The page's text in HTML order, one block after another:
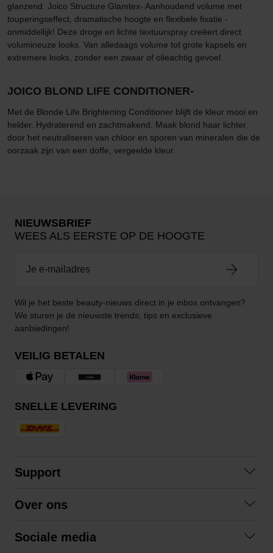
glanzend. Joico Structure Glamtex- Aanhoudend volume met
touperingseffect, dramatische hoogte en flexibele fixatie -
onmiddellijk! Deze droge en lichte textuurspray creëert direct
volumineuze looks. Van alledaags volume tot grote kapsels en
extremere looks, zonder een zwaar of olieachtig gevoel.
JOICO BLOND LIFE CONDITIONER-
Met de Blonde Life Brightening Conditioner blijft de kleur mooi en
helder. Hydraterend en zachtmakend. Maak blond haar lichter
door het neutraliseren van chloor en sporen van mineralen die de
oorzaak zijn van een doffe, vergeelde kleur.
NIEUWSBRIEF
WEES ALS EERSTE OP DE HOOGTE
Wil je het beste beauty-nieuws direct in je inbox ontvangen?
We sturen je de nieuwste trends, tips en exclusieve
aanbiedingen!
VEILIG BETALEN
SNELLE LEVERING
Support
Algemene voorwaarden
Over ons
Sociale media